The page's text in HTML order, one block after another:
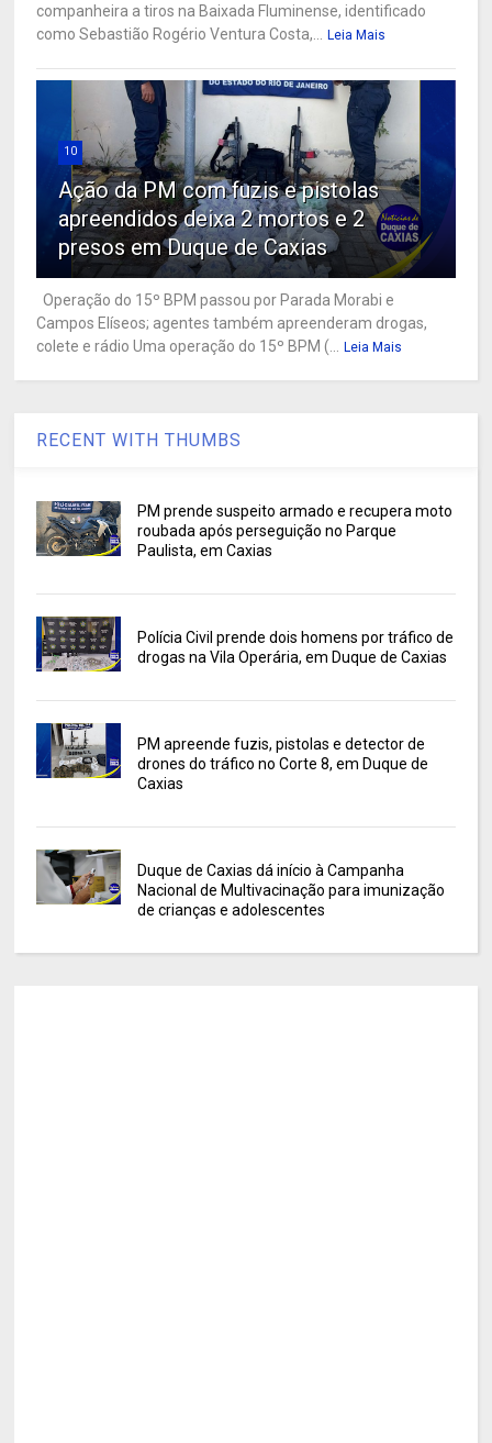
companheira a tiros na Baixada Fluminense, identificado
como Sebastião Rogério Ventura Costa,...
Leia Mais
10
Ação da PM com fuzis e pistolas
apreendidos deixa 2 mortos e 2
presos em Duque de Caxias
Operação do 15º BPM passou por Parada Morabi e
Campos Elíseos; agentes também apreenderam drogas,
colete e rádio Uma operação do 15º BPM (...
Leia Mais
RECENT WITH THUMBS
PM prende suspeito armado e recupera moto
roubada após perseguição no Parque
Paulista, em Caxias
Polícia Civil prende dois homens por tráfico de
drogas na Vila Operária, em Duque de Caxias
PM apreende fuzis, pistolas e detector de
drones do tráfico no Corte 8, em Duque de
Caxias
Duque de Caxias dá início à Campanha
Nacional de Multivacinação para imunização
de crianças e adolescentes